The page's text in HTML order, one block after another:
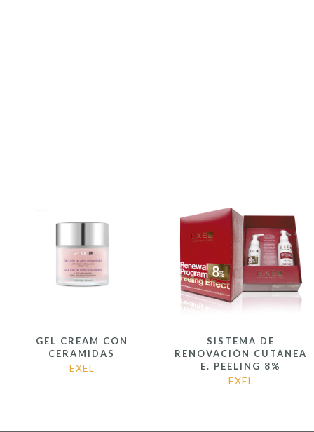
GEL CREAM CON
CERAMIDAS
EXEL
SISTEMA DE
RENOVACIÓN CUTÁNEA
E. PEELING 8%
EXEL